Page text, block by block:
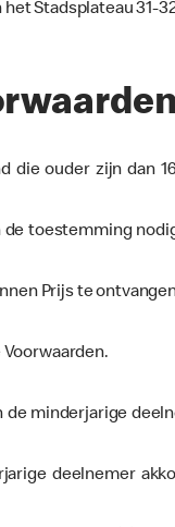
Stadsplateau 31-
ouder zijn dan
toestemming
Prijs te
minderjarige
deelnemer